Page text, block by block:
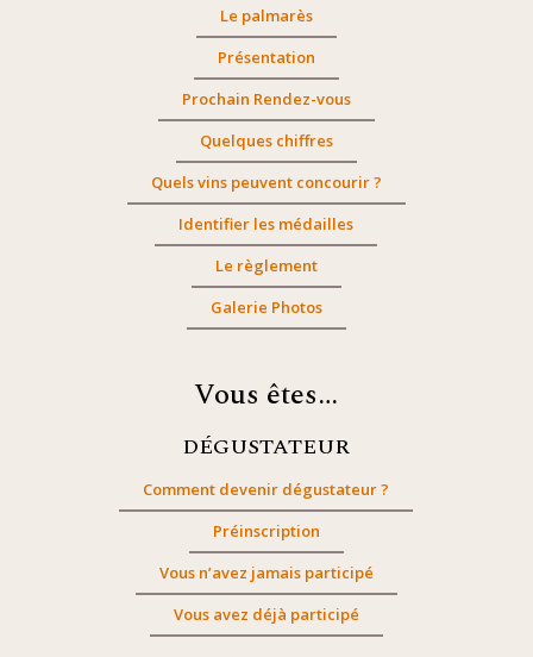
Le palmarès
Présentation
Prochain Rendez-vous
Quelques chiffres
Quels vins peuvent concourir ?
Identifier les médailles
Le règlement
Galerie Photos
Vous êtes…
DÉGUSTATEUR
Comment devenir dégustateur ?
Préinscription
Vous n’avez jamais participé
Vous avez déjà participé